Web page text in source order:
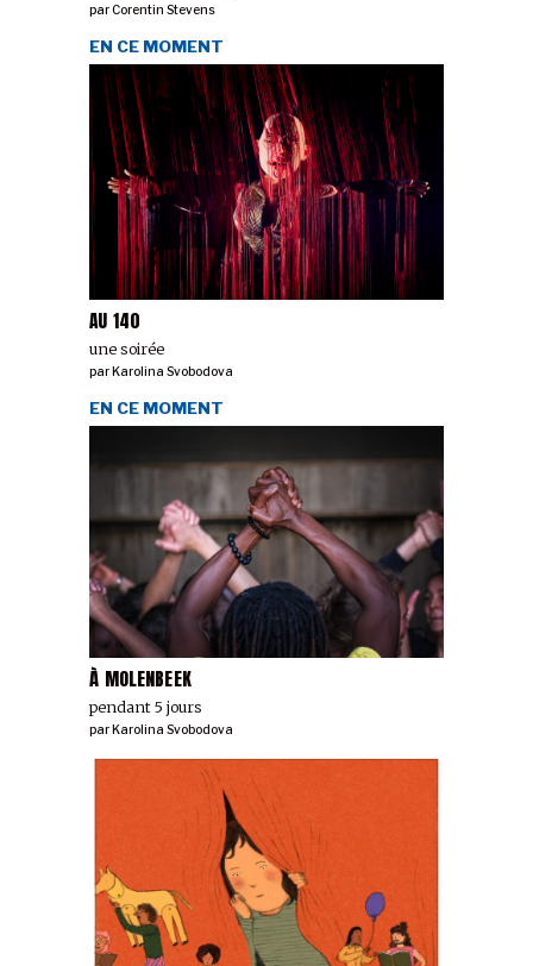
parCorentin Stevens
AU 140
une soirée
EN CE MOMENT
par Karolina Svobodova
À MOLENBEEK
pendant 5 jours
EN CE MOMENT
par Karolina Svobodova